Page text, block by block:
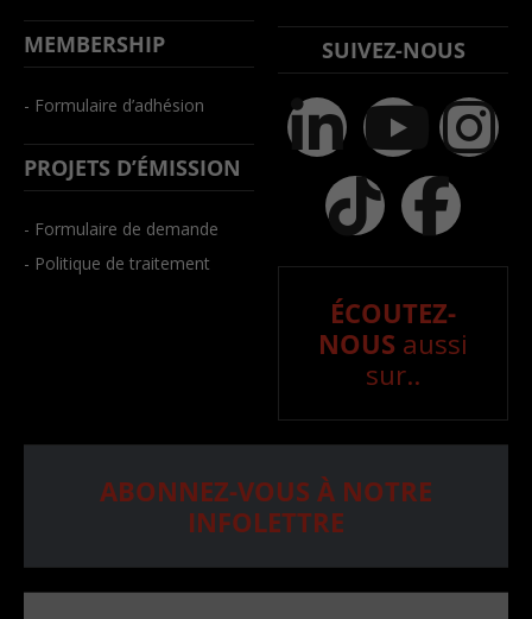
MEMBERSHIP
- Formulaire d’adhésion
PROJETS D’ÉMISSION
- Formulaire de demande
- Politique de traitement
SUIVEZ-NOUS
ÉCOUTEZ-
NOUS aussi
sur..
ABONNEZ-VOUS À NOTRE
INFOLETTRE